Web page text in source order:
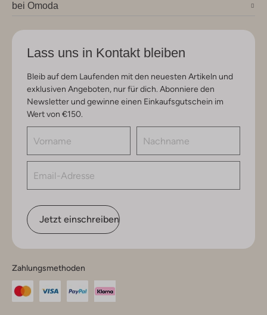
bei Omoda
Lass uns in Kontakt bleiben
Bleib auf dem Laufenden mit den neuesten Artikeln und
exklusiven Angeboten, nur für dich. Abonniere den
Newsletter und gewinne einen Einkaufsgutschein im
Wert von €150.
Jetzt einschreiben
Zahlungsmethoden